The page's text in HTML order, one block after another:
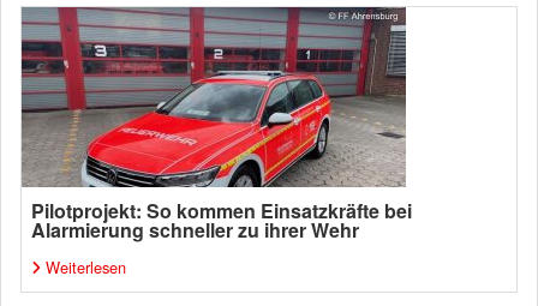
Pilotprojekt: So kommen Einsatzkräfte bei
Alarmierung schneller zu ihrer Wehr
Weiterlesen